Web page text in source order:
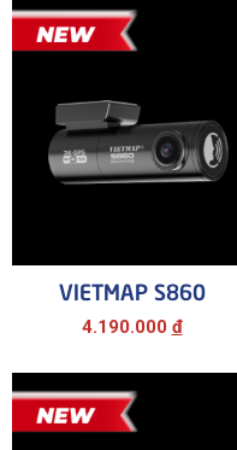
VIETMAP S860
4.190.000 đ